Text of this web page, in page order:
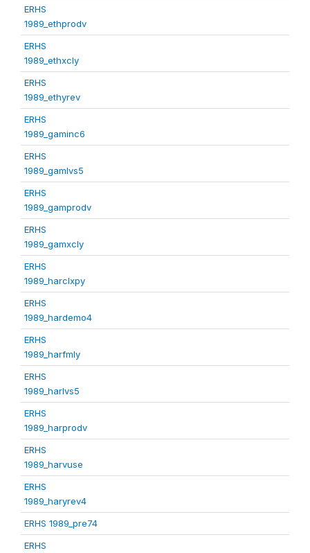
ERHS
1989_ethprodv
ERHS
1989_ethxcly
ERHS
1989_ethyrev
ERHS
1989_gaminc6
ERHS
1989_gamlvs5
ERHS
1989_gamprodv
ERHS
1989_gamxcly
ERHS
1989_harclxpy
ERHS
1989_hardemo4
ERHS
1989_harfmly
ERHS
1989_harlvs5
ERHS
1989_harprodv
ERHS
1989_harvuse
ERHS
1989_haryrev4
ERHS 1989_pre74
ERHS